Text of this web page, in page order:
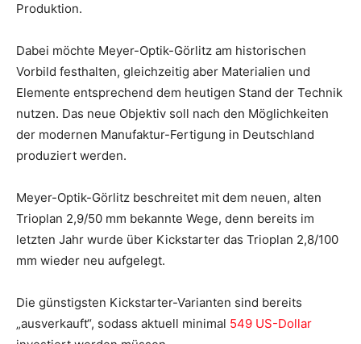
Produktion.
Dabei möchte Meyer-Optik-Görlitz am historischen
Vorbild festhalten, gleichzeitig aber Materialien und
Elemente entsprechend dem heutigen Stand der Technik
nutzen. Das neue Objektiv soll nach den Möglichkeiten
der modernen Manufaktur-Fertigung in Deutschland
produziert werden.
Meyer-Optik-Görlitz beschreitet mit dem neuen, alten
Trioplan 2,9/50 mm bekannte Wege, denn bereits im
letzten Jahr wurde über Kickstarter das Trioplan 2,8/100
mm wieder neu aufgelegt.
Die günstigsten Kickstarter-Varianten sind bereits
„ausverkauft“, sodass aktuell minimal 549 US-Dollar